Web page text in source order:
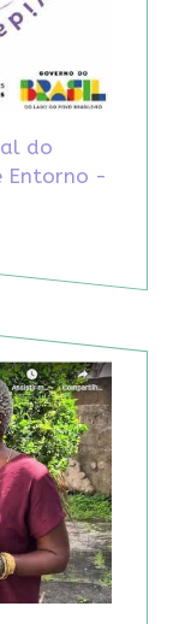
do
Entorno -